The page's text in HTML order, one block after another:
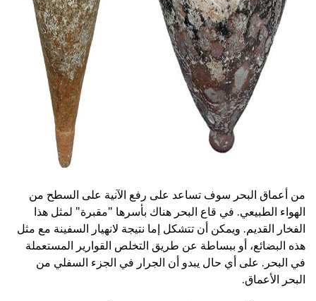
ad
من أعماق البحر سوف تساعد على رفع الآنية على السطح من
الهواء الطبيعي. في قاع البحر هناك بأسرها "مقبرة" لمثل هذا
الفخار القديم. ويمكن أن تتشكل إما نتيجة لانهيار السفينة مع مثل
هذه البضائع، أو ببساطة عن طريق التخلص القوارير المستعملة
في البحر. على أي حال يبدو أن الجرار في الجزء السفلي من
البحر الأعماق.